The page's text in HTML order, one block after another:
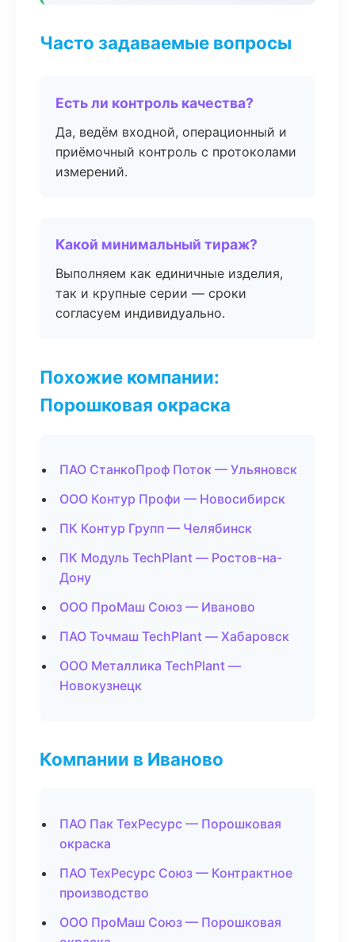
Часто задаваемые вопросы
Есть ли контроль качества?
Да, ведём входной, операционный и
приёмочный контроль с протоколами
измерений.
Какой минимальный тираж?
Выполняем как единичные изделия,
так и крупные серии — сроки
согласуем индивидуально.
Похожие компании:
Порошковая окраска
ПАО СтанкоПроф Поток — Ульяновск
ООО Контур Профи — Новосибирск
ПК Контур Групп — Челябинск
ПК Модуль TechPlant — Ростов-на-
Дону
ООО ПроМаш Союз — Иваново
ПАО Точмаш TechPlant — Хабаровск
ООО Металлика TechPlant —
Новокузнецк
Компании в Иваново
ПАО Пак ТехРесурс — Порошковая
окраска
ПАО ТехРесурс Союз — Контрактное
производство
ООО ПроМаш Союз — Порошковая